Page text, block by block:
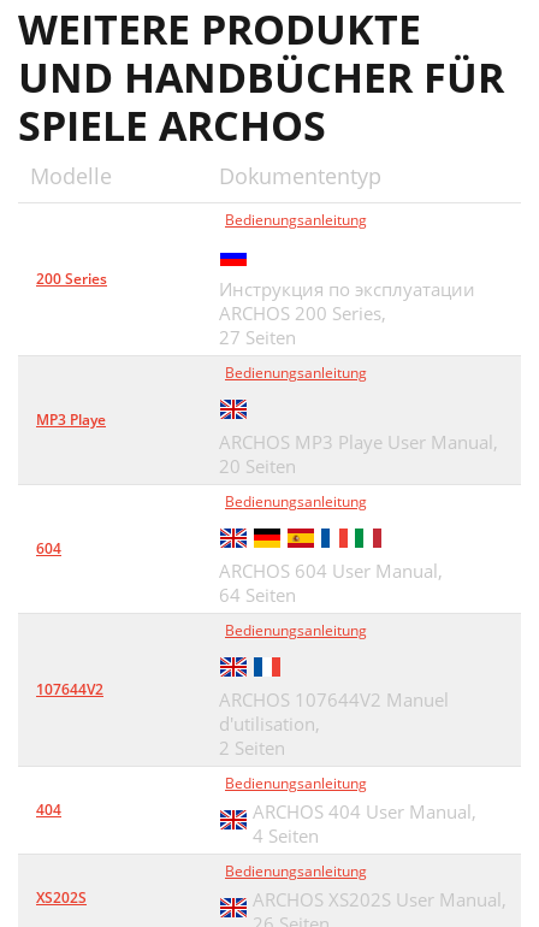
WEITERE PRODUKTE
UND HANDBÜCHER FÜR
SPIELE ARCHOS
Modelle Dokumententyp
200 Series
Bedienungsanleitung
Инструкция по эксплуатации
ARCHOS 200 Series,
27 Seiten
MP3 Playe
Bedienungsanleitung
ARCHOS MP3 Playe User Manual,
20 Seiten
604
Bedienungsanleitung
ARCHOS 604 User Manual,
64 Seiten
107644V2
Bedienungsanleitung
ARCHOS 107644V2 Manuel
d'utilisation,
2 Seiten
404
Bedienungsanleitung
ARCHOS 404 User Manual,
4 Seiten
XS202S
Bedienungsanleitung
ARCHOS XS202S User Manual,